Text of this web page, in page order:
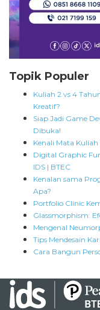
Topik Populer
Kuliah 2 vs 4
Kreatif?
Siap Jadi Game
Dibuka!
Kenali Mata
Digital Graphic
IDS | BTEC
Kenalan sama
Apa?
Portfolio Clinic
Glassmorphism:
Mengenal
Tips Mendesain
Cara Bangun